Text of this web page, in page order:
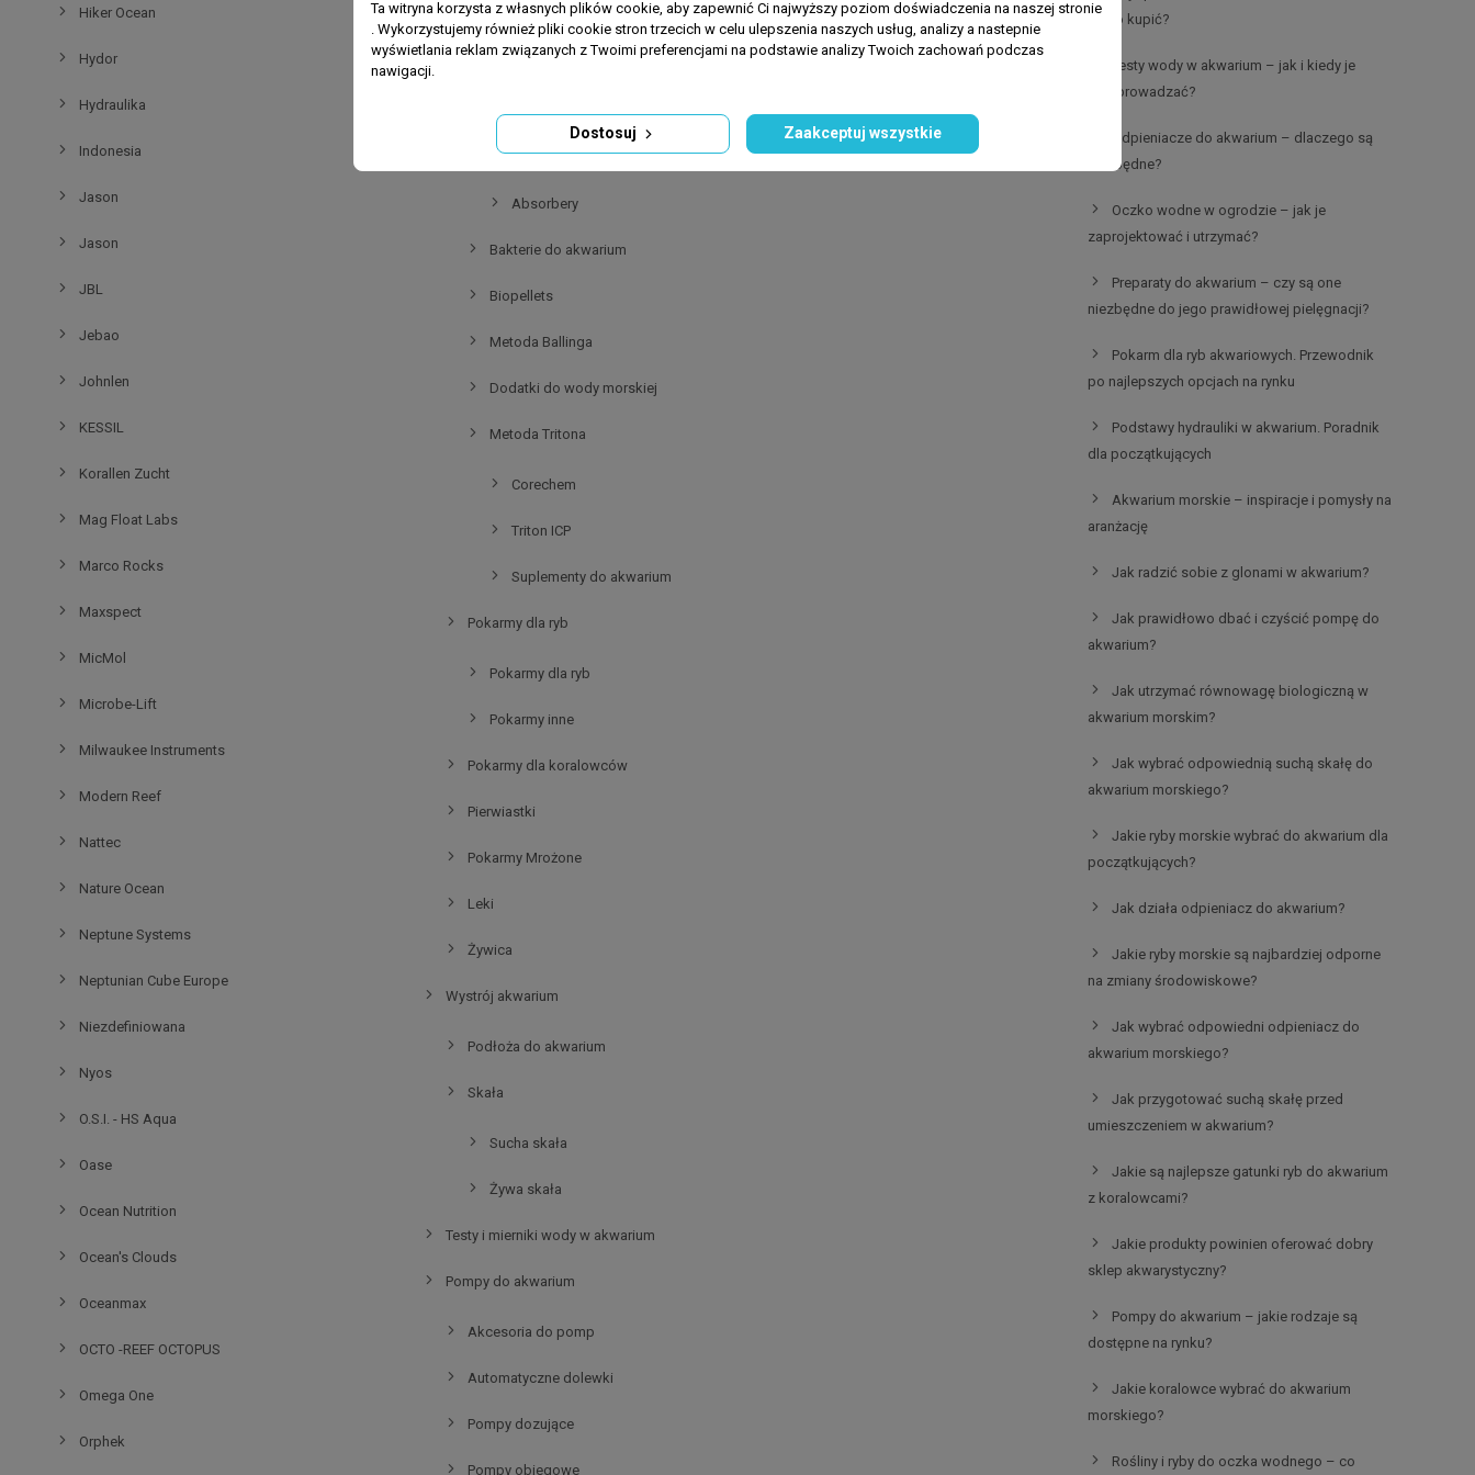
Hiker Ocean
Hydor
Hydraulika
Indonesia
Jason
Jason
JBL
Jebao
Johnlen
KESSIL
Korallen Zucht
Mag Float Labs
Marco Rocks
Maxspect
MicMol
Microbe-Lift
Milwaukee Instruments
Modern Reef
Nattec
Nature Ocean
Neptune Systems
Neptunian Cube Europe
Niezdefiniowana
Nyos
O.S.I. - HS Aqua
Oase
Ocean Nutrition
Ocean's Clouds
Oceanmax
OCTO -REEF OCTOPUS
Omega One
Orphek
Rollermat
Preparaty i pokarmy
Absorbery
Absorbery
Bakterie do akwarium
Biopellets
Metoda Ballinga
Dodatki do wody morskiej
Metoda Tritona
Corechem
Triton ICP
Suplementy do akwarium
Pokarmy dla ryb
Pokarmy dla ryb
Pokarmy inne
Pokarmy dla koralowców
Pierwiastki
Pokarmy Mrożone
Leki
Żywica
Wystrój akwarium
Podłoża do akwarium
Skała
Sucha skała
Żywa skała
Testy i mierniki wody w akwarium
Pompy do akwarium
Akcesoria do pomp
Automatyczne dolewki
Pompy dozujące
Pompy obiegowe
warto kupić?
Testy wody w akwarium – jak i kiedy je
przeprowadzać?
Odpieniacze do akwarium – dlaczego są
niezbędne?
Oczko wodne w ogrodzie – jak je
zaprojektować i utrzymać?
Preparaty do akwarium – czy są one
niezbędne do jego prawidłowej pielęgnacji?
Pokarm dla ryb akwariowych. Przewodnik
po najlepszych opcjach na rynku
Podstawy hydrauliki w akwarium. Poradnik
dla początkujących
Akwarium morskie – inspiracje i pomysły na
aranżację
Jak radzić sobie z glonami w akwarium?
Jak prawidłowo dbać i czyścić pompę do
akwarium?
Jak utrzymać równowagę biologiczną w
akwarium morskim?
Jak wybrać odpowiednią suchą skałę do
akwarium morskiego?
Jakie ryby morskie wybrać do akwarium dla
początkujących?
Jak działa odpieniacz do akwarium?
Jakie ryby morskie są najbardziej odporne
na zmiany środowiskowe?
Jak wybrać odpowiedni odpieniacz do
akwarium morskiego?
Jak przygotować suchą skałę przed
umieszczeniem w akwarium?
Jakie są najlepsze gatunki ryb do akwarium
z koralowcami?
Jakie produkty powinien oferować dobry
sklep akwarystyczny?
Pompy do akwarium – jakie rodzaje są
dostępne na rynku?
Jakie koralowce wybrać do akwarium
morskiego?
Rośliny i ryby do oczka wodnego – co
Ta witryna korzysta z własnych plików cookie, aby zapewnić Ci najwyższy poziom doświadczenia na naszej stronie
. Wykorzystujemy również pliki cookie stron trzecich w celu ulepszenia naszych usług, analizy a nastepnie
wyświetlania reklam związanych z Twoimi preferencjami na podstawie analizy Twoich zachowań podczas
nawigacji.
Dostosuj Zaakceptuj wszystkie